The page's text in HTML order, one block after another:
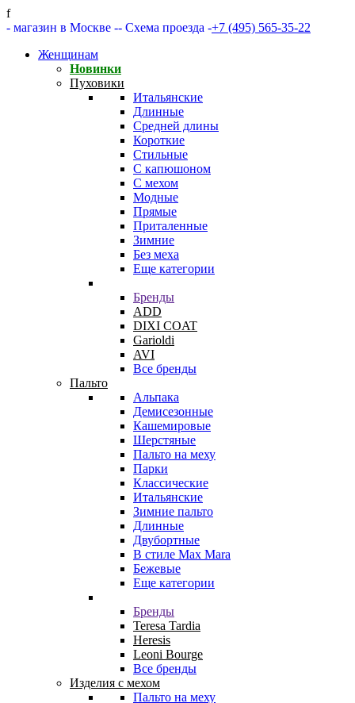
f
- магазин в Москве -- Схема проезда -+7 (495) 565-35-22
Женщинам
Новинки
Пуховики
Итальянские
Длинные
Средней длины
Короткие
Стильные
С капюшоном
С мехом
Модные
Прямые
Приталенные
Зимние
Без меха
Еще категории
Бренды
ADD
DIXI COAT
Garioldi
AVI
Все бренды
Пальто
Альпака
Демисезонные
Кашемировые
Шерстяные
Пальто на меху
Парки
Классические
Итальянские
Зимние пальто
Длинные
Двубортные
В стиле Max Mara
Бежевые
Еще категории
Бренды
Teresa Tardia
Heresis
Leoni Bourge
Все бренды
Изделия с мехом
Пальто на меху